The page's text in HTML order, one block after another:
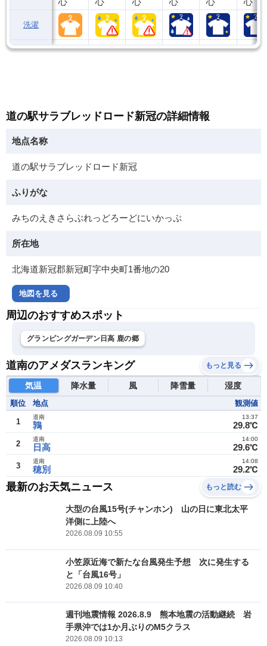
洗濯
道の駅サラブレッドロード新冠の詳細情報
地点名称
道の駅サラブレッドロード新冠
ふりがな
みちのえきさらぶれっどろーどにいかっぷ
所在地
北海道新冠郡新冠町字中央町1番地の20
地図を見る
周辺のおすすめスポット
グランピングガーデン日高 鹿の郷
道南のアメダスランキング もっと見る
気温 降水量 風 降雪量 湿度
順位 地点 観測値
1 鶉
道南
29.8℃
13:37
2 日高
道南
29.6℃
14:00
3 穂別
道南
29.2℃
14:08
最新のお天気ニュース もっと読む
大型の台風15号(チャンホン) 山の日に東北太平
洋側に上陸へ
2026.08.09 10:55
小笠原近海で新たな台風発生予想 次に発生する
と「台風16号」
2026.08.09 10:40
週刊地震情報 2026.8.9 熊本地震の活動継続 岩
手県沖では1か月ぶりのM5クラス
2026.08.09 10:13